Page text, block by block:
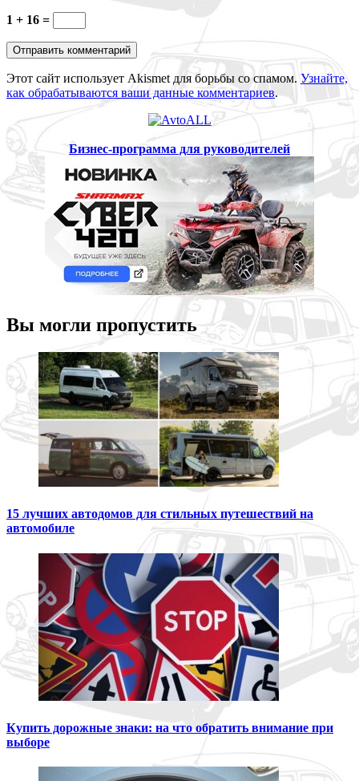
1 + 16 =
Этот сайт использует Akismet для борьбы со спамом. Узнайте,
как обрабатываются ваши данные комментариев.
Бизнес-программа для руководителей
Вы могли пропустить
15 лучших автодомов для стильных путешествий на
автомобиле
Купить дорожные знаки: на что обратить внимание при
выборе